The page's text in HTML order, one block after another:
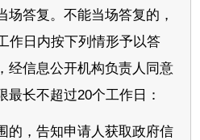
场答复。不能当场答复的，
作日内按下列情形予以答
经信息公开机构负责人同意
最长不超过20个工作日：
的，告知申请人获取政府信